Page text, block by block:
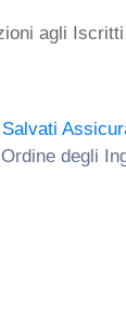
agli Iscritti
Salvati
degli